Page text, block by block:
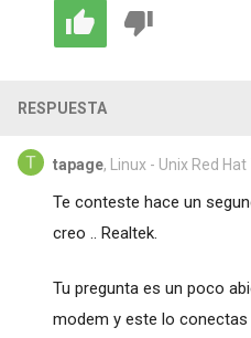
RESPUESTA
tapage, Linux - Unix Red Hat
Te conteste hace un
creo .. Realtek.
Tu pregunta es un poco
modem y este lo